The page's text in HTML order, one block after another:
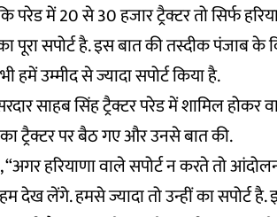
परेड में 20 से 30 हजार ट्रैक्टर तो सिर्फ
पूरा सपोर्ट है. इस बात की तस्दीक पंजाब के
हमें उम्मीद से ज्यादा सपोर्ट किया है.
साहब सिंह ट्रैक्टर परेड में शामिल होकर
ट्रैक्टर पर बैठ गए और उनसे बात की.
हरियाणा वाले सपोर्ट न करते तो
देख लेंगे. हमसे ज्यादा तो उन्हीं का सपोर्ट